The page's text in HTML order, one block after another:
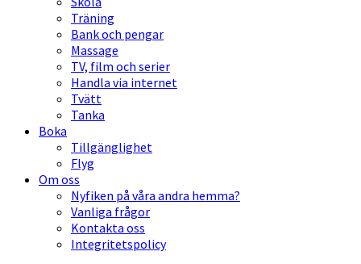
Träning
Bank och pengar
Massage
TV, film och serier
Handla via internet
Tvätt
Tanka
Boka
Tillgänglighet
Flyg
Om oss
Nyfiken på våra andra hemma?
Vanliga frågor
Kontakta oss
Integritetspolicy